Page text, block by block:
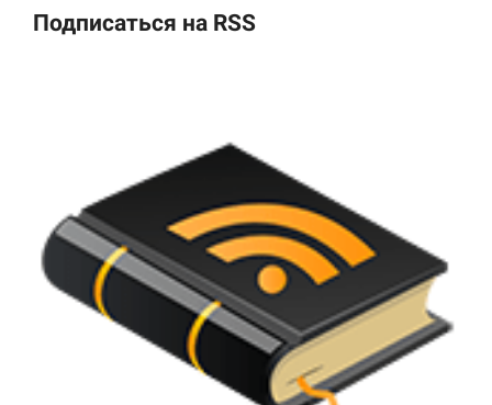
Подписаться на RSS